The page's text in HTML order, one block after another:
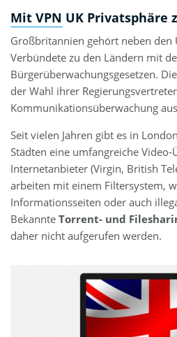
Mit VPN UK Privatsphäre
Großbritannien gehört neben den
Verbündete zu den Ländern mit
Bürgerüberwachungsgesetzen.
der Wahl ihrer
Kommunikationsüberwachung
Seit vielen Jahren gibt es in
Städten eine umfangreiche
Internetanbieter (Virgin, British
arbeiten mit einem Filtersystem,
Informationsseiten oder auch
Bekannte Torrent- und
daher nicht aufgerufen werden.